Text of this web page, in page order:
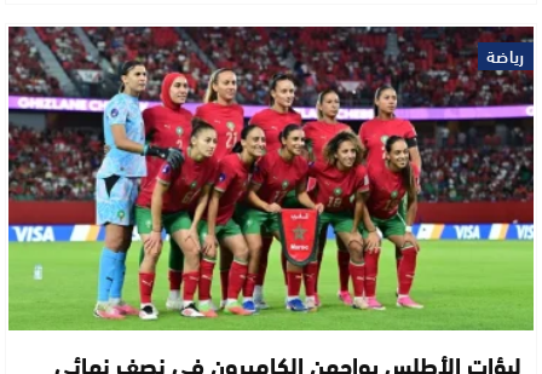
رياضة
لبؤات الأطلس يواجهن الكاميرون في نصف نهائي